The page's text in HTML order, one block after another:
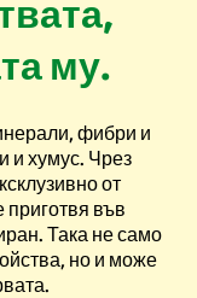
му.
фибри и
и хумус. Чрез
от
приготвя във
Така не само
но и може